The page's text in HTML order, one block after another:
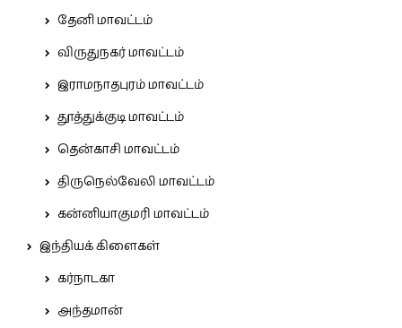
தேனி மாவட்டம்
விருதுநகர் மாவட்டம்
இராமநாதபுரம் மாவட்டம்
தூத்துக்குடி மாவட்டம்
தென்காசி மாவட்டம்
திருநெல்வேலி மாவட்டம்
கன்னியாகுமரி மாவட்டம்
இந்தியக் கிளைகள்
கர்நாடகா
அந்தமான்